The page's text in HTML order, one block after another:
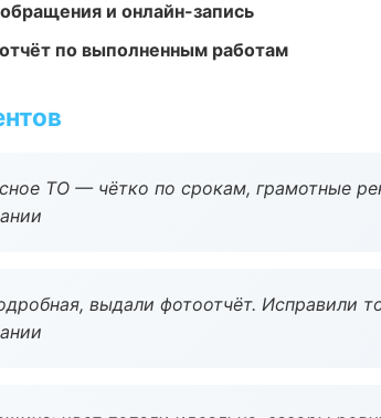
и онлайн-запись
по выполненным работам
ТО — чётко по срокам, грамотные
выдали фотоотчёт. Исправили